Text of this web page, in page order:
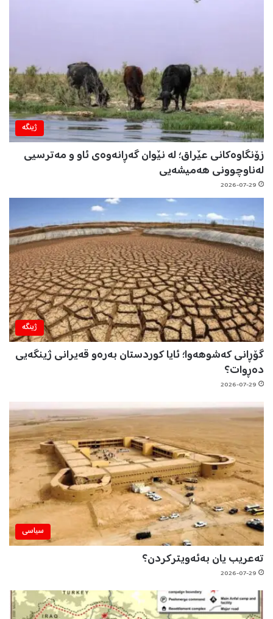
ژینگه‌
زۆنگاوەکانی عێراق؛ لە نێوان گەڕانەوەی ئاو و مەترسیی
لەناوچوونی هەمیشەیی
2026-07-29
ژینگه‌
گۆڕانی کەشوهەوا؛ ئایا کوردستان بەرەو قەیرانی ژینگەیی
دەڕوات؟
2026-07-29
سیاسی
تەعریب یان بەئەویترکردن؟
2026-07-29